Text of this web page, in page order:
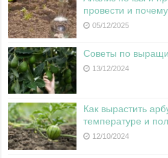
провести и
05/12/2025
Советы по
13/12/2024
Как вырастить
температуре и
12/10/2024